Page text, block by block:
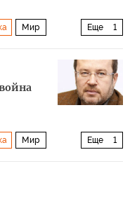
Еще 1
Мир
Еще 1
Мир